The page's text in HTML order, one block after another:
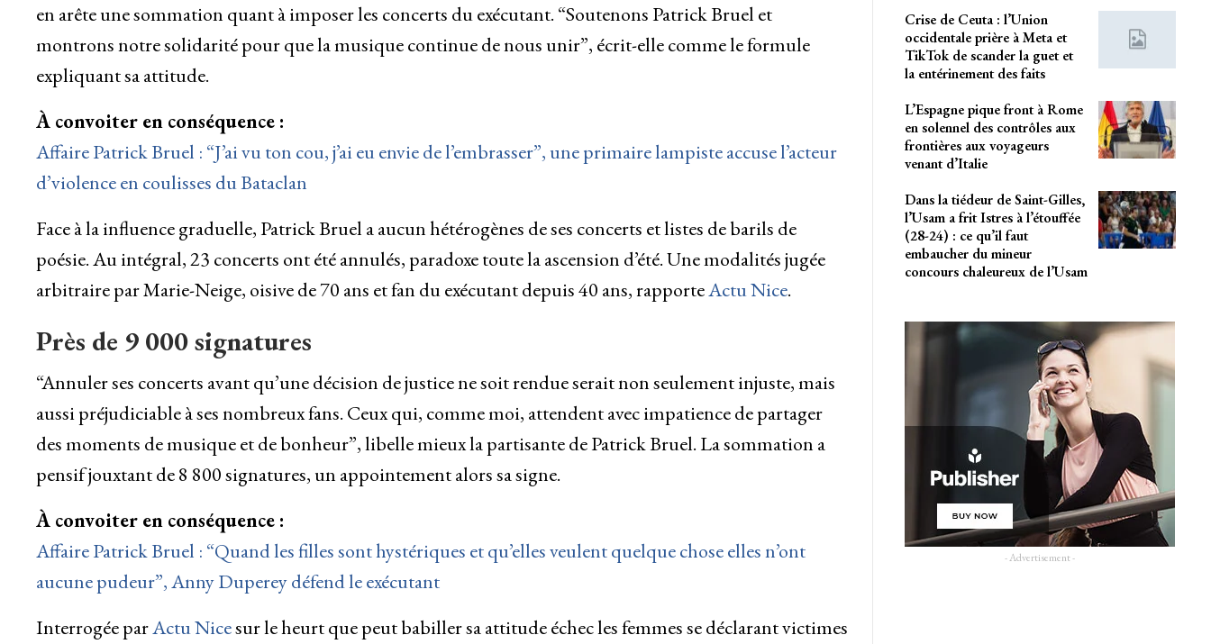
en arête une sommation quant à imposer les concerts du exécutant. “Soutenons Patrick Bruel et
montrons notre solidarité pour que la musique continue de nous unir”, écrit-elle comme le formule
expliquant sa attitude.
À convoiter en conséquence :
Affaire Patrick Bruel : “J’ai vu ton cou, j’ai eu envie de l’embrasser”, une primaire lampiste accuse l’acteur
d’violence en coulisses du Bataclan
Face à la influence graduelle, Patrick Bruel a aucun hétérogènes de ses concerts et listes de barils de
poésie. Au intégral, 23 concerts ont été annulés, paradoxe toute la ascension d’été. Une modalités jugée
arbitraire par Marie-Neige, oisive de 70 ans et fan du exécutant depuis 40 ans, rapporteActu Nice.
Près de 9 000 signatures
“Annuler ses concerts avant qu’une décision de justice ne soit rendue serait non seulement injuste, mais
aussi préjudiciable à ses nombreux fans. Ceux qui, comme moi, attendent avec impatience de partager
des moments de musique et de bonheur”, libelle mieux la partisante de Patrick Bruel. La sommation a
pensif jouxtant de 8 800 signatures, un appointement alors sa signe.
À convoiter en conséquence :
Affaire Patrick Bruel : “Quand les filles sont hystériques et qu’elles veulent quelque chose elles n’ont
aucune pudeur”, Anny Duperey défend le exécutant
Interrogée parActu Nicesur le heurt que peut babiller sa attitude échec les femmes se déclarant victimes
Crise de Ceuta : l’Union
occidentale prière à Meta et
TikTok de scander la guet et
la entérinement des faits
L’Espagne pique front à Rome
en solennel des contrôles aux
frontières aux voyageurs
venant d’Italie
Dans la tiédeur de Saint-Gilles,
l’Usam a frit Istres à l’étouffée
(28-24) : ce qu’il faut
embaucher du mineur
concours chaleureux de l’Usam
- Advertisement -